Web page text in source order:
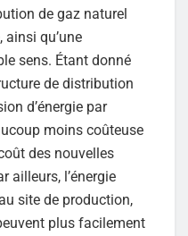
de gaz naturel
ainsi qu’une
sens. Étant donné
de distribution
d’énergie par
moins coûteuse
des nouvelles
ailleurs, l’énergie
site de production,
plus facilement